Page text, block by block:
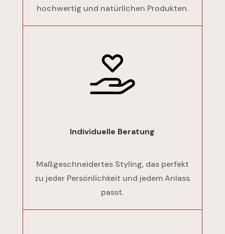
hochwertig und natürlichen Produkten.
Individuelle Beratung
Maßgeschneidertes Styling, das perfekt
zu jeder Persönlichkeit und jedem Anlass
passt.